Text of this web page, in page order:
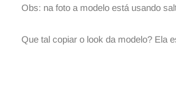
Obs: na foto a modelo está usando
Que tal copiar o look da modelo? Ela